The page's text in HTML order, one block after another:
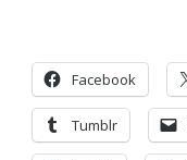
Facebook
Tumblr